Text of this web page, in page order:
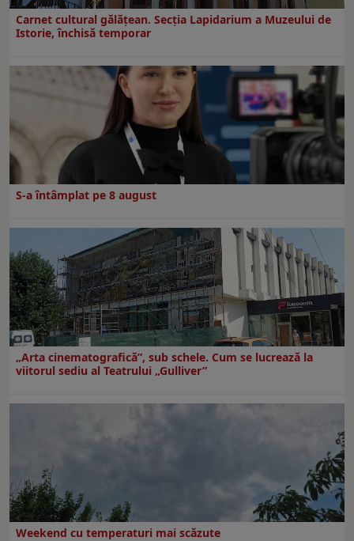
Carnet cultural gălăţean. Secţia Lapidarium a Muzeului de
Istorie, închisă temporar
S-a întâmplat pe 8 august
„Arta cinematografică”, sub schele. Cum se lucrează la
viitorul sediu al Teatrului „Gulliver”
Weekend cu temperaturi mai scăzute